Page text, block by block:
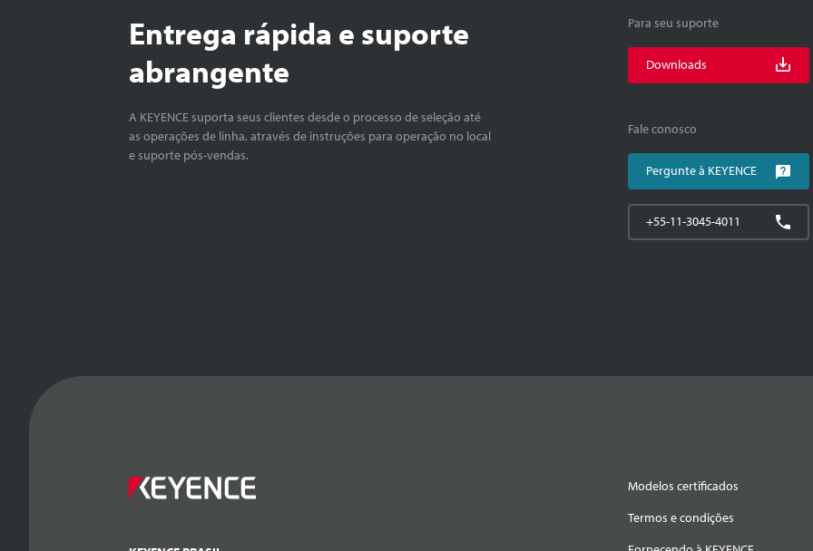
Entrega rápida e suporte
abrangente
A KEYENCE suporta seus clientes desde o processo de seleção até
as operações de linha, através de instruções para operação no local
e suporte pós-vendas.
Para seu suporte
Downloads
Fale conosco
Pergunte à KEYENCE
+55-11-3045-4011
Modelos certificados
Termos e condições